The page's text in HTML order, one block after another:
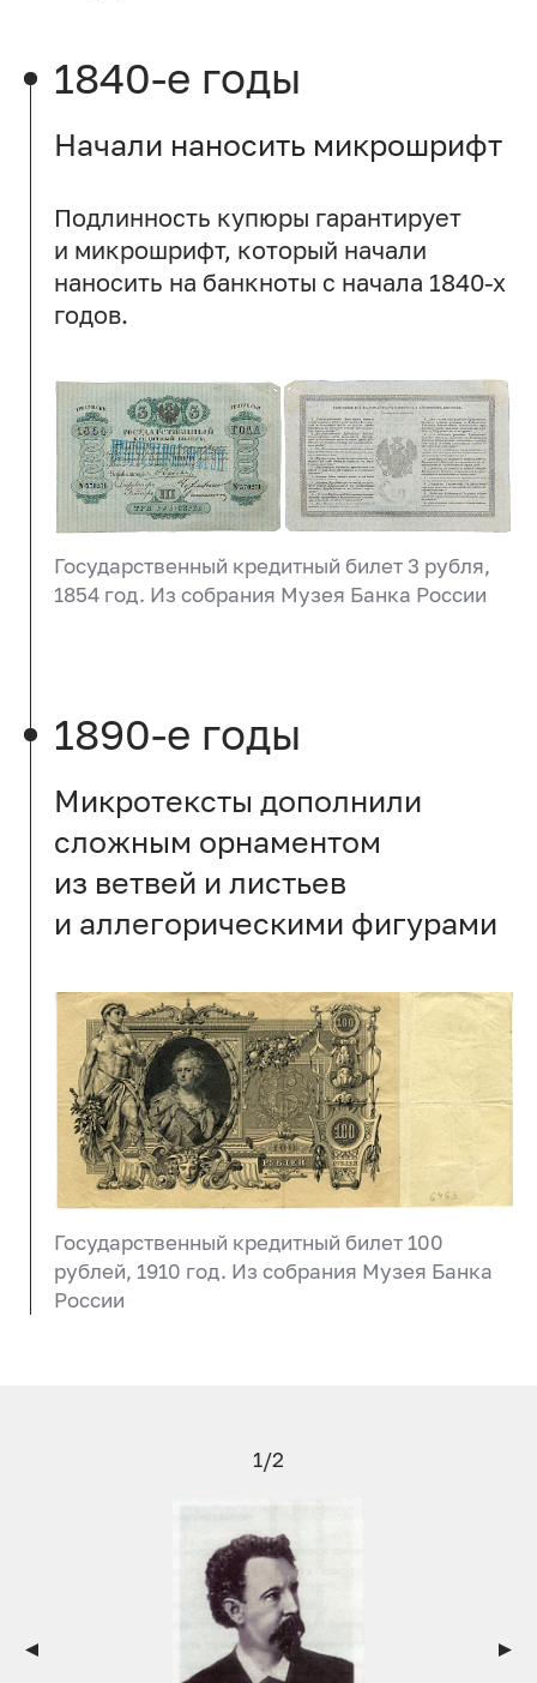
1840-е годы
Начали наносить микрошрифт
Подлинность купюры гарантирует
и микрошрифт, который начали
наносить на банкноты с начала 1840-х
годов.
Государственный кредитный билет 3 рубля,
1854 год. Из собрания Музея Банка России
1890-е годы
Микротексты дополнили
сложным орнаментом
из ветвей и листьев
и аллегорическими фигурами
Государственный кредитный билет 100
рублей, 1910 год. Из собрания Музея Банка
России
1/2